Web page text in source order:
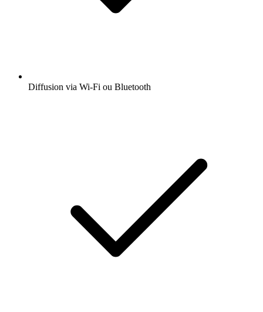
Diffusion via Wi-Fi ou Bluetooth